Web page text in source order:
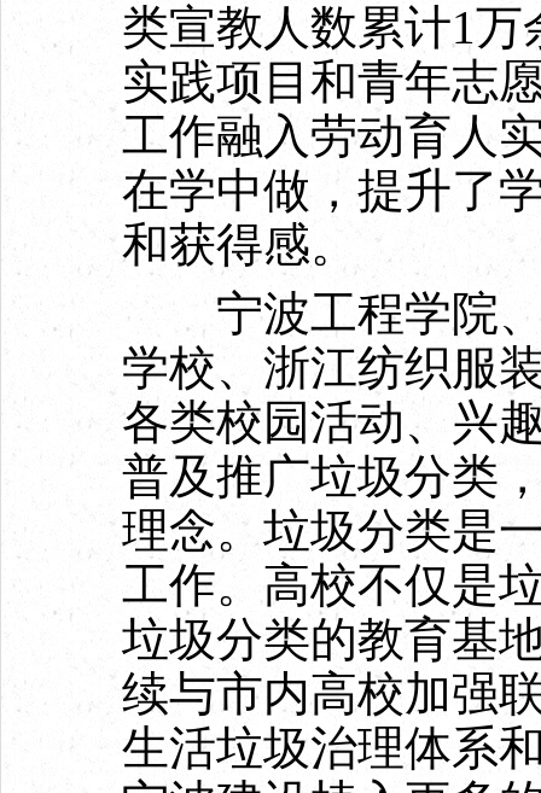
类宣教人数累计1
实践项目和青年志
工作融入劳动育人
在学中做，提升了
和获得感。
宁波工程学院、
学校、浙江纺织服
各类校园活动、兴
普及推广垃圾分类
理念。垃圾分类是
工作。高校不仅是
垃圾分类的教育基
续与市内高校加强
生活垃圾治理体系